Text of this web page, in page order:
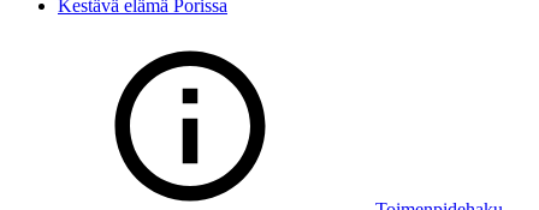
Kestävä elämä Porissa